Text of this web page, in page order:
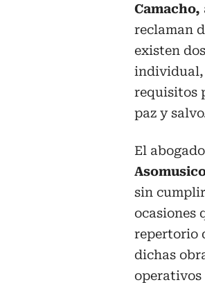
Camacho,
reclaman
existen
individual,
requisitos
paz y
El
sin
ocasiones
repertorio
dichas
operativos